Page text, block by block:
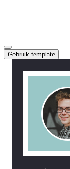
Gebruik template